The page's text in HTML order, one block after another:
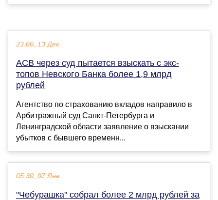
23:00, 13 Дек
АСВ через суд пытается взыскать с экс-
топов Невского Банка более 1,9 млрд
рублей
Агентство по страхованию вкладов направило в
Арбитражный суд Санкт-Петербурга и
Ленинградской области заявление о взыскании
убытков с бывшего временн...
05:30, 07 Янв
"Чебурашка" собрал более 2 млрд рублей за